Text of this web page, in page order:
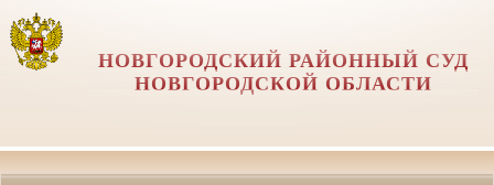
НОВГОРОДСКИЙ РАЙОННЫЙ СУД
НОВГОРОДСКОЙ ОБЛАСТИ